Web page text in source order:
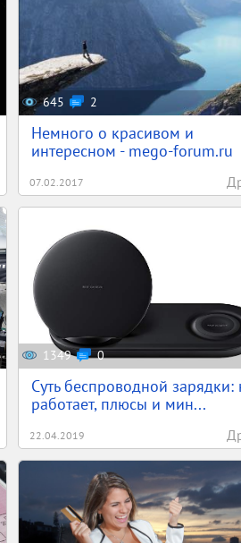
645 2
Немного о красивом и
интересном - mego-forum.ru
07.02.2017
1349 0
Суть беспроводной зарядки:
работает, плюсы и мин...
22.04.2019